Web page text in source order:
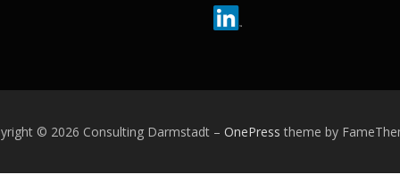
© 2026 Consulting Darmstadt – OnePress theme by